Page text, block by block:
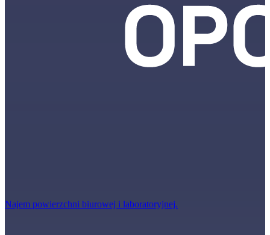
Najem powierzchni biurowej i laboratoryjnej.